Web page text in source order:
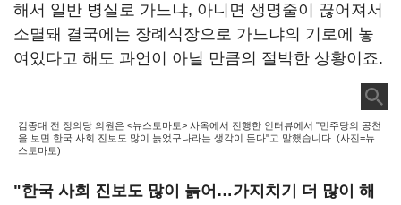
해서 일반 병실로 가느냐, 아니면 생명줄이 끊어져서
소멸돼 결국에는 장례식장으로 가느냐의 기로에 놓
여있다고 해도 과언이 아닐 만큼의 절박한 상황이죠.
김종대 전 정의당 의원은 <뉴스토마토> 사옥에서 진행한 인터뷰에서 "민주당의 공천
을 보면 한국 사회 진보도 많이 늙었구나라는 생각이 든다"고 말했습니다. (사진=뉴
스토마토)
"한국 사회 진보도 많이 늙어…가지치기 더 많이 해